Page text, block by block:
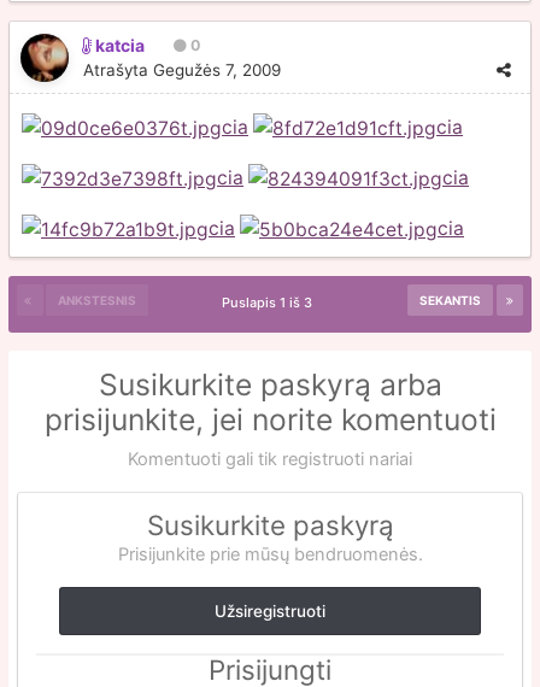
katcia 0
Atrašyta Gegužės 7, 2009
cia cia
cia cia
cia cia
ANKSTESNIS SEKANTIS
Puslapis 1 iš 3
Susikurkite paskyrą arba
prisijunkite, jei norite komentuoti
Komentuoti gali tik registruoti nariai
Susikurkite paskyrą
Prisijunkite prie mūsų bendruomenės.
Užsiregistruoti
Prisijungti